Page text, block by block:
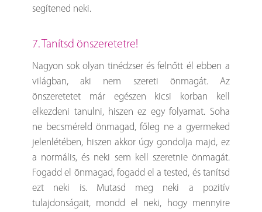
segítened neki.
7. Tanítsd önszeretetre!
Nagyon sok olyan tinédzser és felnőtt él ebben a
világban, aki nem szereti önmagát. Az
önszeretetet már egészen kicsi korban kell
elkezdeni tanulni, hiszen ez egy folyamat. Soha
ne becsméreld önmagad, főleg ne a gyermeked
jelenlétében, hiszen akkor úgy gondolja majd, ez
a normális, és neki sem kell szeretnie önmagát.
Fogadd el önmagad, fogadd el a tested, és tanítsd
ezt neki is. Mutasd meg neki a pozitív
tulajdonságait, mondd el neki, hogy mennyire